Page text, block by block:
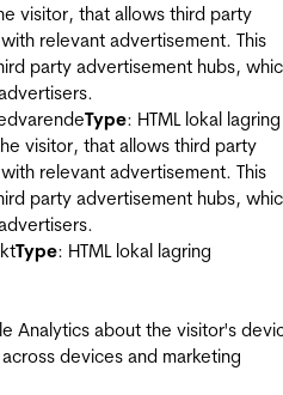
visitor, that allows third party
relevant advertisement. This
party advertisement hubs,
Type: HTML lokal lagring
visitor, that allows third party
relevant advertisement. This
party advertisement hubs,
Type: HTML lokal lagring
Analytics about the visitor's
devices and marketing